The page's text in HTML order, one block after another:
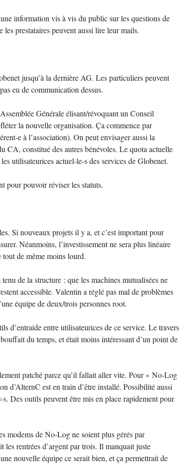
information vis à vis du public sur les questions de
prestataires peuvent aussi lire leur mails.
jusqu’à la dernière AG. Les particuliers peuvent
eu de communication dessus.
Générale élisant/révoquant un Conseil
la nouvelle organisation. Ça commence par
e à l’association). On peut envisager aussi la
CA, constitué des autres bénévoles. Le quota actuelle
utilisateurices actuel-le-s des services de Globenet.
pour pouvoir réviser les statuts.
Si nouveaux projets il y a, et c’est important pour
Néanmoins, l’investissement ne sera plus linéaire
de même moins lourd.
de la structure : que les machines mutualisées ne
accessible. Valentin a réglé pas mal de problèmes
équipe de deux/trois personnes root.
d’entraide entre utilisateurices de ce service. Le travers
du temps, et était moins intéressant d’un point de
patché parce qu’il fallait aller vite. Pour « No-Log
d’AlternC est en train d’être installé. Possibilité aussi
Des outils peuvent être mis en place rapidement pour
modems de No-Log ne soient plus gérés par
rentrées d’argent par trois. Il manquait juste
nouvelle équipe ce serait bien, et ça permettrait de